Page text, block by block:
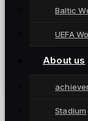
Baltic
UEFA
About us
Stadium
Lietuvos